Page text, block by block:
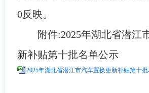
0反映。
附件:2025年湖北省潜江
新补贴第十批名单公示
2025年湖北省潜江市汽车置换更新补贴第十